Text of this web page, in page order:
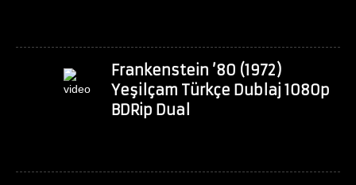
Frankenstein ’80 (1972)
Yeşilçam Türkçe Dublaj 1080p
BDRip Dual